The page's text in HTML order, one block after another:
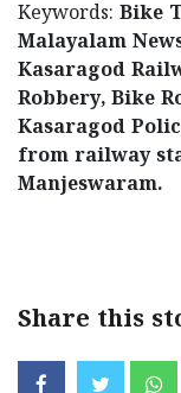
Keywords: Bike
Malayalam
Kasaragod
Robbery, Bike
Kasaragod
from railway
Manjeswaram.
Share this